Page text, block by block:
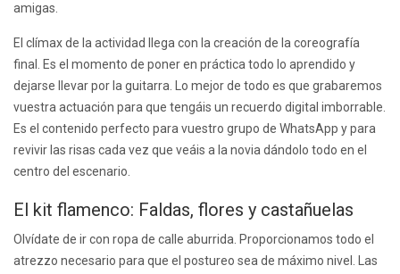
amigas.
El clímax de la actividad llega con la creación de la coreografía
final. Es el momento de poner en práctica todo lo aprendido y
dejarse llevar por la guitarra. Lo mejor de todo es que grabaremos
vuestra actuación para que tengáis un recuerdo digital imborrable.
Es el contenido perfecto para vuestro grupo de WhatsApp y para
revivir las risas cada vez que veáis a la novia dándolo todo en el
centro del escenario.
El kit flamenco: Faldas, flores y castañuelas
Olvídate de ir con ropa de calle aburrida. Proporcionamos todo el
atrezzo necesario para que el postureo sea de máximo nivel. Las